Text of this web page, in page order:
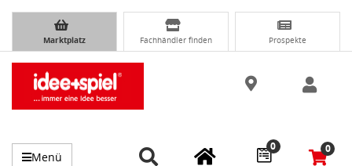
Marktplatz Fachhändler finden Prospekte
Menü
0 0